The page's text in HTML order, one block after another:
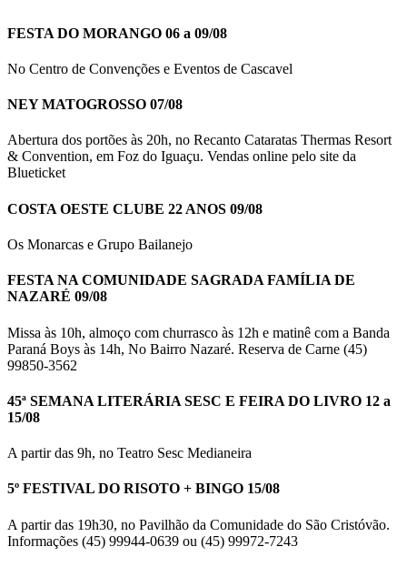
FESTA DO MORANGO 06 a 09/08
No Centro de Convenções e Eventos de Cascavel
NEY MATOGROSSO 07/08
Abertura dos portões às 20h, no Recanto Cataratas Thermas Resort
& Convention, em Foz do Iguaçu. Vendas online pelo site da
Blueticket
COSTA OESTE CLUBE 22 ANOS 09/08
Os Monarcas e Grupo Bailanejo
FESTA NA COMUNIDADE SAGRADA FAMÍLIA DE
NAZARÉ 09/08
Missa às 10h, almoço com churrasco às 12h e matinê com a Banda
Paraná Boys às 14h, No Bairro Nazaré. Reserva de Carne (45)
99850-3562
45ª SEMANA LITERÁRIA SESC E FEIRA DO LIVRO 12 a
15/08
A partir das 9h, no Teatro Sesc Medianeira
5º FESTIVAL DO RISOTO + BINGO 15/08
A partir das 19h30, no Pavilhão da Comunidade do São Cristóvão.
Informações (45) 99944-0639 ou (45) 99972-7243